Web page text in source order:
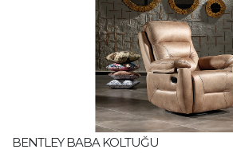
BENTLEY BABA KOLTUĞU